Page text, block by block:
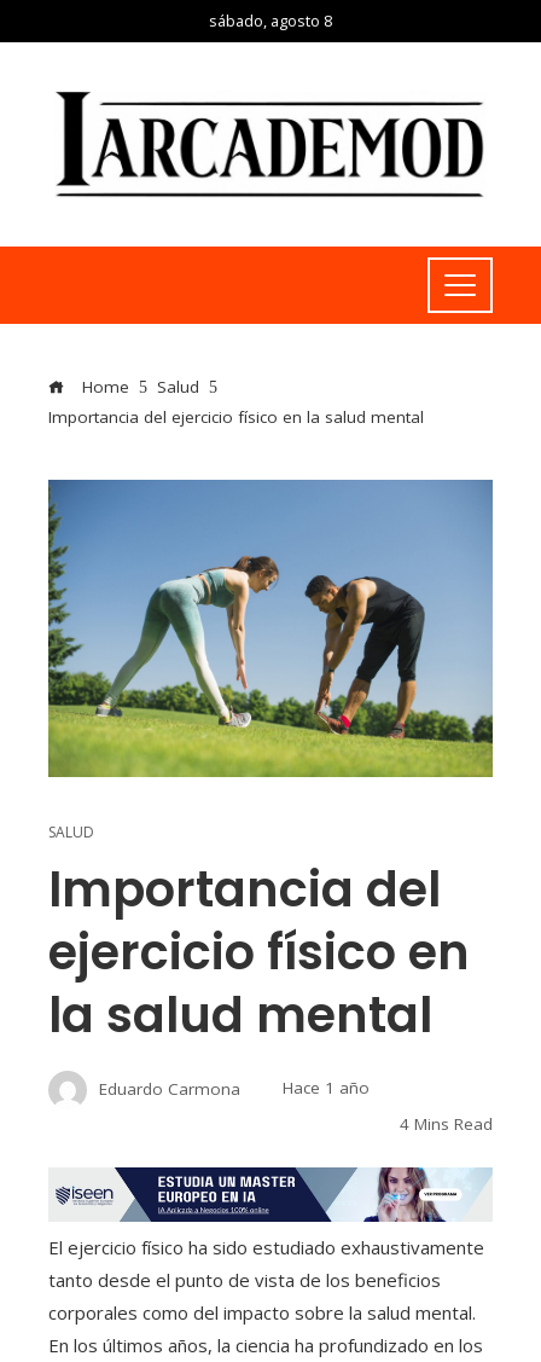
sábado, agosto 8
Home
Salud
Importancia del ejercicio físico en la salud mental
SALUD
Importancia del
ejercicio físico en
la salud mental
Eduardo Carmona
Hace 1 año
4 Mins Read
El ejercicio físico ha sido estudiado exhaustivamente
tanto desde el punto de vista de los beneficios
corporales como del impacto sobre la salud mental.
En los últimos años, la ciencia ha profundizado en los